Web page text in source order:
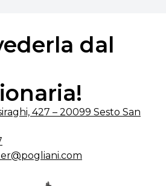
dal
427 – 20099 Sesto San